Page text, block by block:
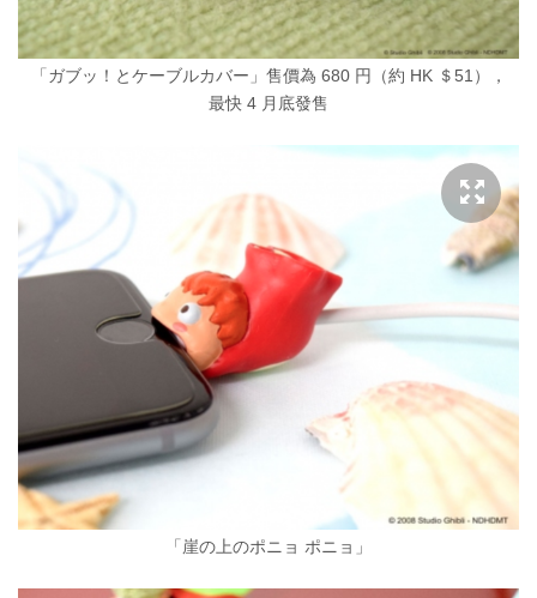
「ガブッ！とケーブルカバー」售價為 680 円（約 HK ＄51），
最快 4 月底發售
「崖の上のポニョ ポニョ」